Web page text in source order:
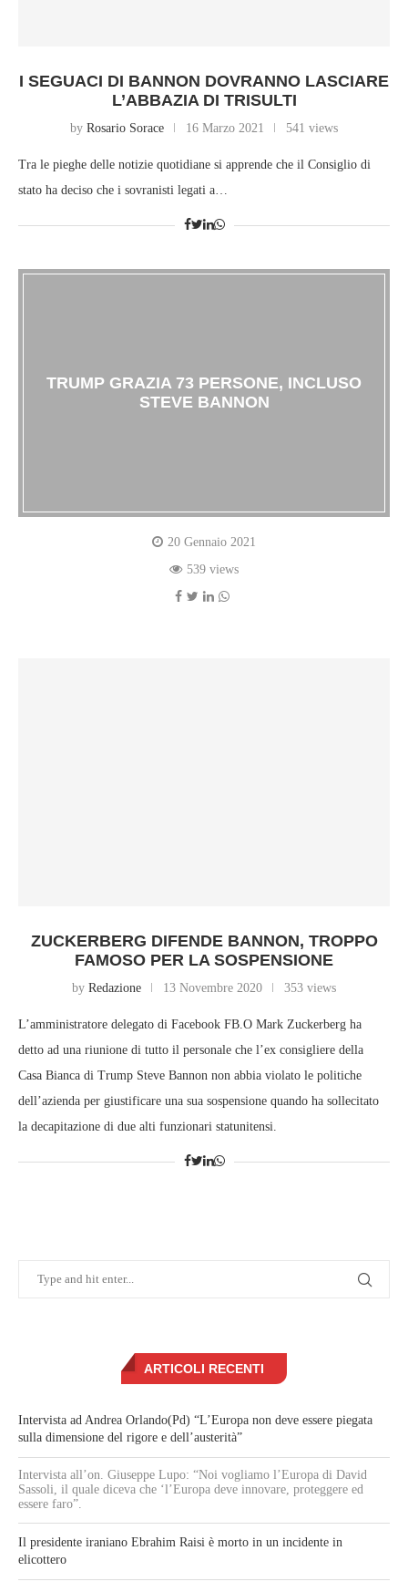
I SEGUACI DI BANNON DOVRANNO LASCIARE
L’ABBAZIA DI TRISULTI
by Rosario Sorace 16 Marzo 2021 541 views
Tra le pieghe delle notizie quotidiane si apprende che il Consiglio di
stato ha deciso che i sovranisti legati a…
TRUMP GRAZIA 73 PERSONE, INCLUSO
STEVE BANNON
20 Gennaio 2021
539 views
ZUCKERBERG DIFENDE BANNON, TROPPO
FAMOSO PER LA SOSPENSIONE
by Redazione 13 Novembre 2020 353 views
L’amministratore delegato di Facebook FB.O Mark Zuckerberg ha
detto ad una riunione di tutto il personale che l’ex consigliere della
Casa Bianca di Trump Steve Bannon non abbia violato le politiche
dell’azienda per giustificare una sua sospensione quando ha sollecitato
la decapitazione di due alti funzionari statunitensi.
ARTICOLI RECENTI
Intervista ad Andrea Orlando(Pd) “L’Europa non deve essere piegata
sulla dimensione del rigore e dell’austerità”
Intervista all’on. Giuseppe Lupo: “Noi vogliamo l’Europa di David
Sassoli, il quale diceva che ‘l’Europa deve innovare, proteggere ed
essere faro”.
Il presidente iraniano Ebrahim Raisi è morto in un incidente in
elicottero